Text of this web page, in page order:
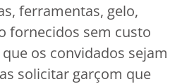
ferramentas, gelo,
fornecidos sem custo
os convidados sejam
solicitar garçom que